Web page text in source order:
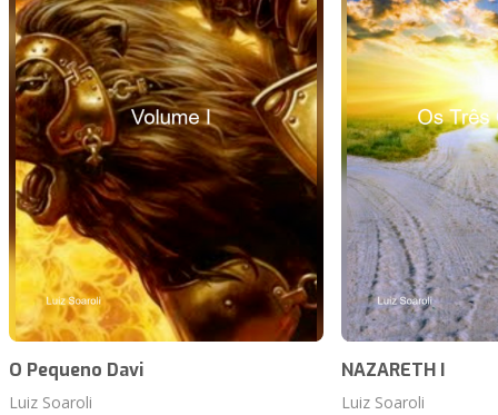
O Pequeno Davi
Luiz Soaroli
NAZARETH I
Luiz Soaroli